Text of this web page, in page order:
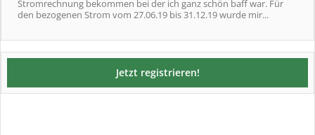
Stromrechnung bekommen bei der ich ganz schön baff war. Für
den bezogenen Strom vom 27.06.19 bis 31.12.19 wurde mir...
Jetzt registrieren!